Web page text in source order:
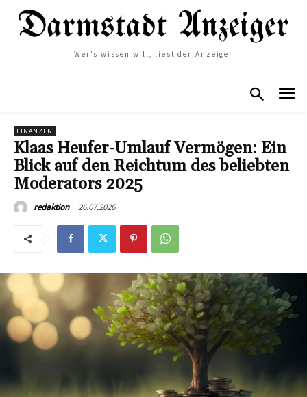
Wer's wissen will, liest den Anzeiger
FINANZEN
Klaas Heufer-Umlauf Vermögen: Ein
Blick auf den Reichtum des beliebten
Moderators 2025
redaktion 26.07.2026